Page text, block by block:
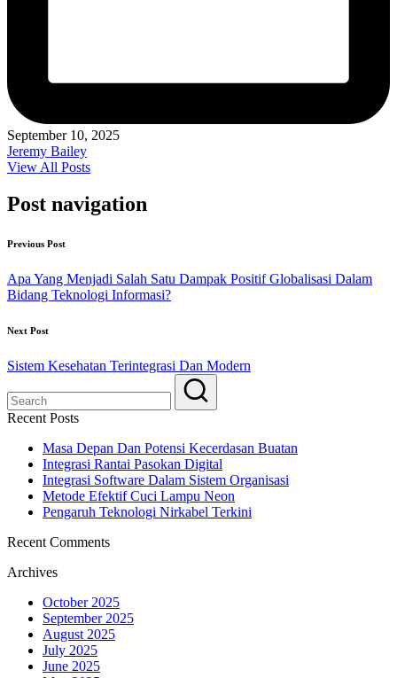
September 10, 2025
Jeremy Bailey
View All Posts
Post navigation
Previous Post
Apa Yang Menjadi Salah Satu Dampak Positif Globalisasi Dalam
Bidang Teknologi Informasi?
Next Post
Sistem Kesehatan Terintegrasi Dan Modern
Recent Posts
Masa Depan Dan Potensi Kecerdasan Buatan
Integrasi Rantai Pasokan Digital
Integrasi Software Dalam Sistem Organisasi
Metode Efektif Cuci Lampu Neon
Pengaruh Teknologi Nirkabel Terkini
Recent Comments
Archives
October 2025
September 2025
August 2025
July 2025
June 2025